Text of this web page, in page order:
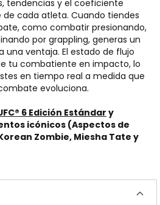
tendencias y el coeficiente
cada atleta. Cuando tiendes
como combatir presionando,
por grappling, generas un
una ventaja. El estado de flujo
tu combatiente en impacto, lo
en tiempo real a medida que
evoluciona.
6 Edición Estándar y
icónicos (Aspectos de
Zombie, Miesha Tate y